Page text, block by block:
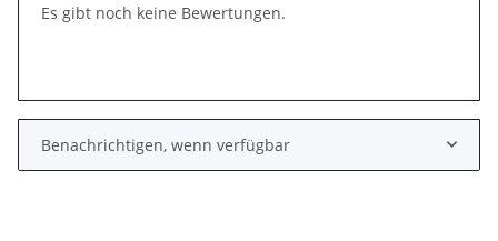
Es gibt noch keine Bewertungen.
Benachrichtigen, wenn verfügbar